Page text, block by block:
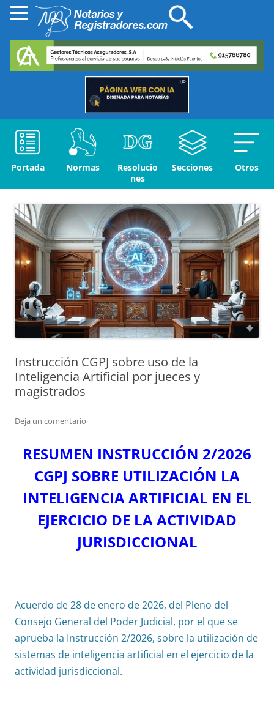
Portada Normas
Resolucio
nes
Secciones Otros
Instrucción CGPJ sobre uso de la
Inteligencia Artificial por jueces y
magistrados
Deja un comentario
RESUMEN INSTRUCCIÓN 2/2026
CGPJ SOBRE UTILIZACIÓN LA
INTELIGENCIA ARTIFICIAL EN EL
EJERCICIO DE LA ACTIVIDAD
JURISDICCIONAL
Acuerdo de 28 de enero de 2026, del Pleno del
Consejo General del Poder Judicial, por el que se
aprueba la Instrucción 2/2026, sobre la utilización de
sistemas de inteligencia artificial en el ejercicio de la
actividad jurisdiccional.